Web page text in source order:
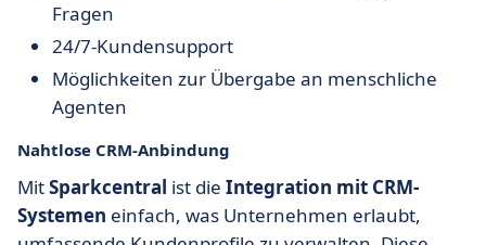
Fragen
24/7-Kundensupport
Möglichkeiten zur Übergabe an menschliche
Agenten
Nahtlose CRM-Anbindung
MitSparkcentral ist die Integration mit CRM-
Systemen einfach, was Unternehmen erlaubt,